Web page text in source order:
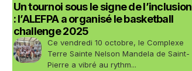
Un tournoi sous le signe de l’inclusion
: l’ALEFPA a organisé le basketball
challenge 2025
Ce vendredi 10 octobre, le Complexe
Terre Sainte Nelson Mandela de Saint-
Pierre a vibré au rythm...